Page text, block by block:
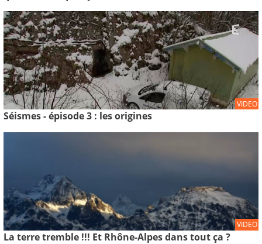
VIDEO
Séismes - épisode 3 : les origines
VIDEO
La terre tremble !!! Et Rhône-Alpes dans tout ça ?